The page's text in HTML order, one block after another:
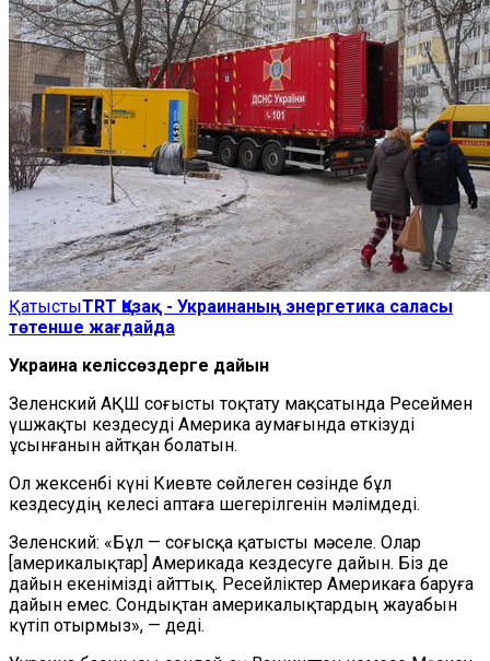
ҚатыстыTRT Қазақ - Украинаның энергетика саласы
төтенше жағдайда
Украина келіссөздерге дайын
Зеленский АҚШ соғысты тоқтату мақсатында Ресеймен
үшжақты кездесуді Америка аумағында өткізуді
ұсынғанын айтқан болатын.
Ол жексенбі күні Киевте сөйлеген сөзінде бұл
кездесудің келесі аптаға шегерілгенін мәлімдеді.
Зеленский: «Бұл — соғысқа қатысты мәселе. Олар
[америкалықтар] Америкада кездесуге дайын. Біз де
дайын екенімізді айттық. Ресейліктер Америкаға баруға
дайын емес. Сондықтан америкалықтардың жауабын
күтіп отырмыз», — деді.